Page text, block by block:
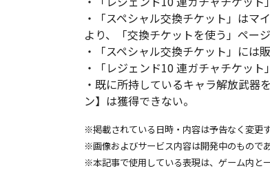
・「スペシャル交換チケット」はマ
より、「交換チケットを使う」ペー
・「スペシャル交換チケット」には
・「レジェンド10 連ガチャチケット
・既に所持しているキャラ解放武器
ン】は獲得できない。
※掲載されている日時・内容は予告なく変更
※画像およびサービス内容は開発中のもので
※本記事で使用している表現は、ゲーム内と